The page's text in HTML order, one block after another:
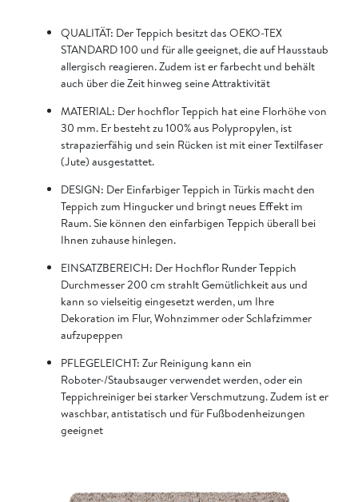
QUALITÄT: Der Teppich besitzt das OEKO-TEX
STANDARD 100 und für alle geeignet, die auf Hausstaub
allergisch reagieren. Zudem ist er farbecht und behält
auch über die Zeit hinweg seine Attraktivität
MATERIAL: Der hochflor Teppich hat eine Florhöhe von
30 mm. Er besteht zu 100% aus Polypropylen, ist
strapazierfähig und sein Rücken ist mit einer Textilfaser
(Jute) ausgestattet.
DESIGN: Der Einfarbiger Teppich in Türkis macht den
Teppich zum Hingucker und bringt neues Effekt im
Raum. Sie können den einfarbigen Teppich überall bei
Ihnen zuhause hinlegen.
EINSATZBEREICH: Der Hochflor Runder Teppich
Durchmesser 200 cm strahlt Gemütlichkeit aus und
kann so vielseitig eingesetzt werden, um Ihre
Dekoration im Flur, Wohnzimmer oder Schlafzimmer
aufzupeppen
PFLEGELEICHT: Zur Reinigung kann ein
Roboter-/Staubsauger verwendet werden, oder ein
Teppichreiniger bei starker Verschmutzung. Zudem ist er
waschbar, antistatisch und für Fußbodenheizungen
geeignet